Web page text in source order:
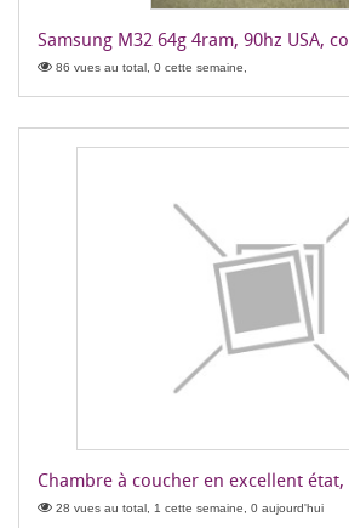
Samsung M32 64g 4ram, 90hz USA,
86 vues au total, 0 cette semaine,
Chambre à coucher en excellent
28 vues au total, 1 cette semaine, 0 aujourd'hui